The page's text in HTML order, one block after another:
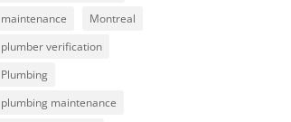
maintenance
Montreal
plumber verification
Plumbing
plumbing maintenance